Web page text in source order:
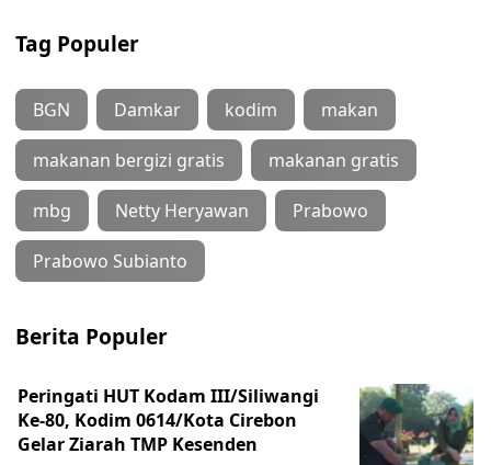
Tag Populer
BGN Damkar kodim makan
makanan bergizi gratis makanan gratis
mbg Netty Heryawan Prabowo
Prabowo Subianto
Berita Populer
Peringati HUT Kodam III/Siliwangi
Ke-80, Kodim 0614/Kota Cirebon
Gelar Ziarah TMP Kesenden